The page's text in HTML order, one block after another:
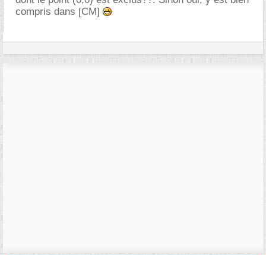
compris dans [CM]